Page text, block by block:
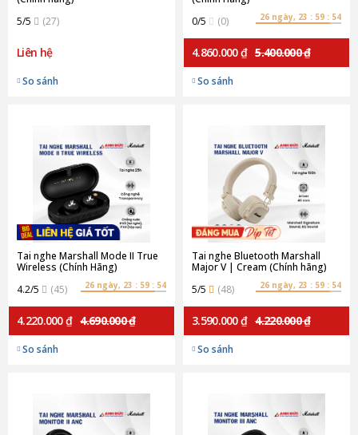
5/5
(27)
Liên hệ
So sánh
0/5
(0) 26 ngày, 23 : 59 : 53
4.860.000 ₫ 5.400.000 ₫
So sánh
Tai nghe Marshall Mode II True
Wireless (Chính Hãng)
4.2/5
(45) 26 ngày, 23 : 59 : 53
4.220.000 ₫ 4.690.000 ₫
So sánh
Tai nghe Bluetooth Marshall
Major V | Cream (Chính hãng)
5/5
(48) 26 ngày, 23 : 59 : 53
3.590.000 ₫ 4.220.000 ₫
So sánh